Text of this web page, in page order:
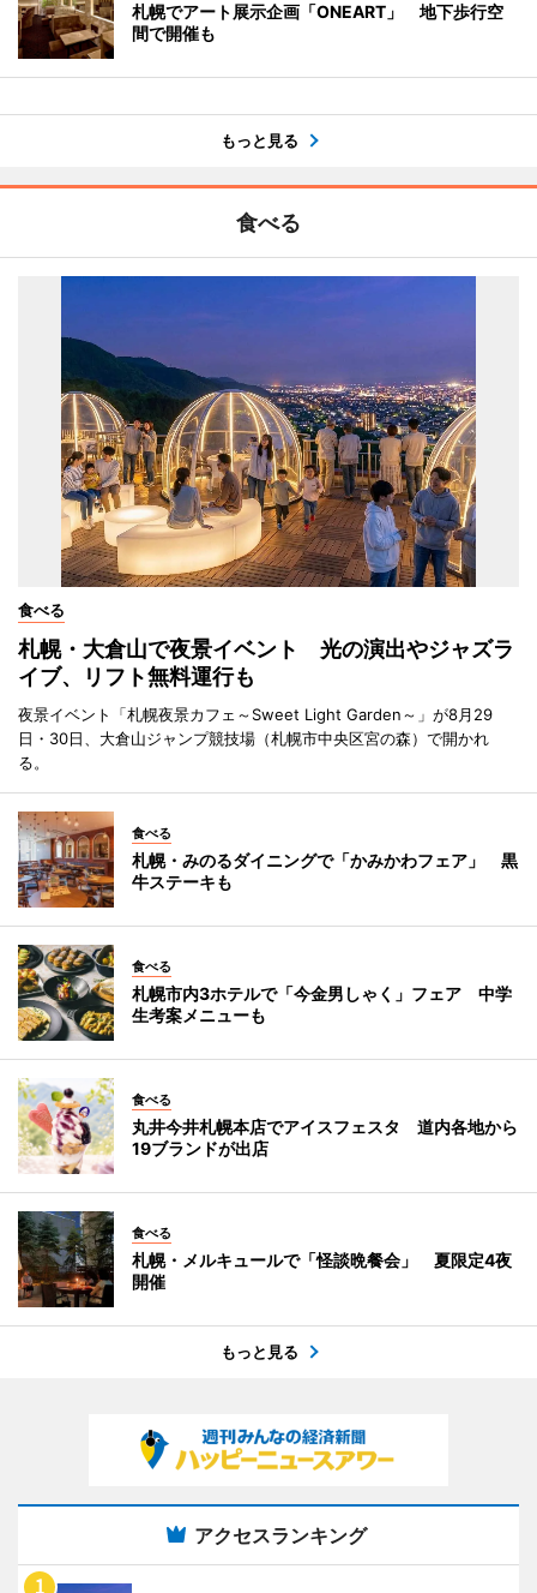
札幌でアート展示企画「ONEART」 地下歩行空
間で開催も
もっと見る
食べる
食べる
札幌・大倉山で夜景イベント 光の演出やジャズラ
イブ、リフト無料運行も
夜景イベント「札幌夜景カフェ～Sweet Light Garden～」が8月29
日・30日、大倉山ジャンプ競技場（札幌市中央区宮の森）で開かれ
る。
食べる
札幌・みのるダイニングで「かみかわフェア」 黒
牛ステーキも
食べる
札幌市内3ホテルで「今金男しゃく」フェア 中学
生考案メニューも
食べる
丸井今井札幌本店でアイスフェスタ 道内各地から
19ブランドが出店
食べる
札幌・メルキュールで「怪談晩餐会」 夏限定4夜
開催
もっと見る
アクセスランキング